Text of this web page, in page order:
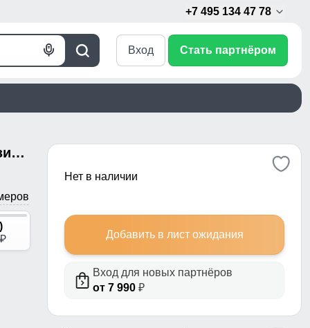
+7 495 134 47 78
Поиск
Голосовой
Вход Стать партнёром
Горнолыжный костюм женский зимний желтого цвета 0027J
p
Нет в наличии
Добавить в лист ожидания
Вход для новых партнёров
от 7 990 ₽